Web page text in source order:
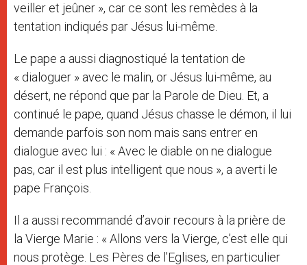
veiller et jeûner », car ce sont les remèdes à la
tentation indiqués par Jésus lui-même.
Le pape a aussi diagnostiqué la tentation de
« dialoguer » avec le malin, or Jésus lui-même, au
désert, ne répond que par la Parole de Dieu. Et, a
continué le pape, quand Jésus chasse le démon, il lui
demande parfois son nom mais sans entrer en
dialogue avec lui : « Avec le diable on ne dialogue
pas, car il est plus intelligent que nous », a averti le
pape François.
Il a aussi recommandé d’avoir recours à la prière de
la Vierge Marie : « Allons vers la Vierge, c’est elle qui
nous protège. Les Pères de l’Eglises, en particulier